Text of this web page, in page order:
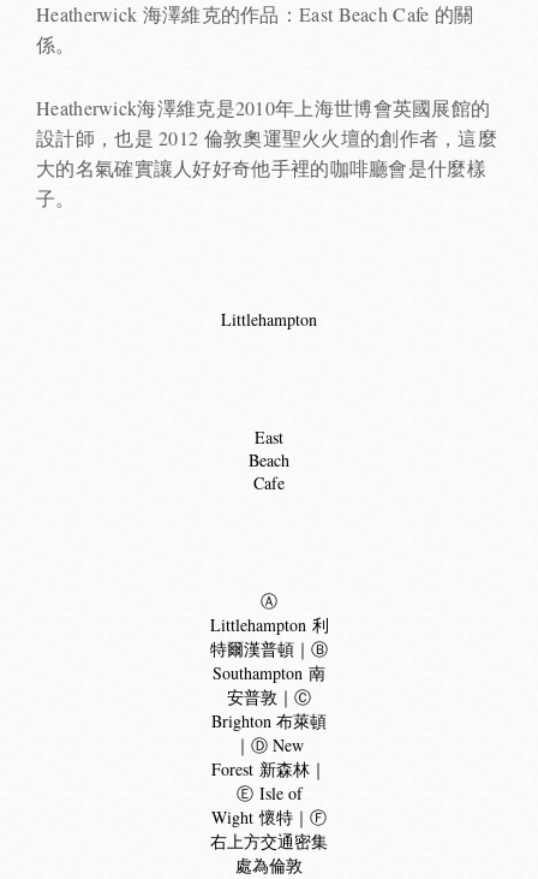
Heatherwick 海澤維克的作品：East Beach Cafe 的關
係。
Heatherwick海澤維克是2010年上海世博會英國展館的
設計師，也是 2012 倫敦奧運聖火火壇的創作者，這麼
大的名氣確實讓人好好奇他手裡的咖啡廳會是什麼樣
子。
Littlehampton
East
Beach
Cafe
Ⓐ
Littlehampton 利
特爾漢普頓｜Ⓑ
Southampton 南
安普敦｜Ⓒ
Brighton 布萊頓
｜Ⓓ New
Forest 新森林｜
Ⓔ Isle of
Wight 懷特｜Ⓕ
右上方交通密集
處為倫敦